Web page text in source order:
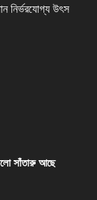
নির্ভরযোগ্য উৎস
সাঁতারু আছে